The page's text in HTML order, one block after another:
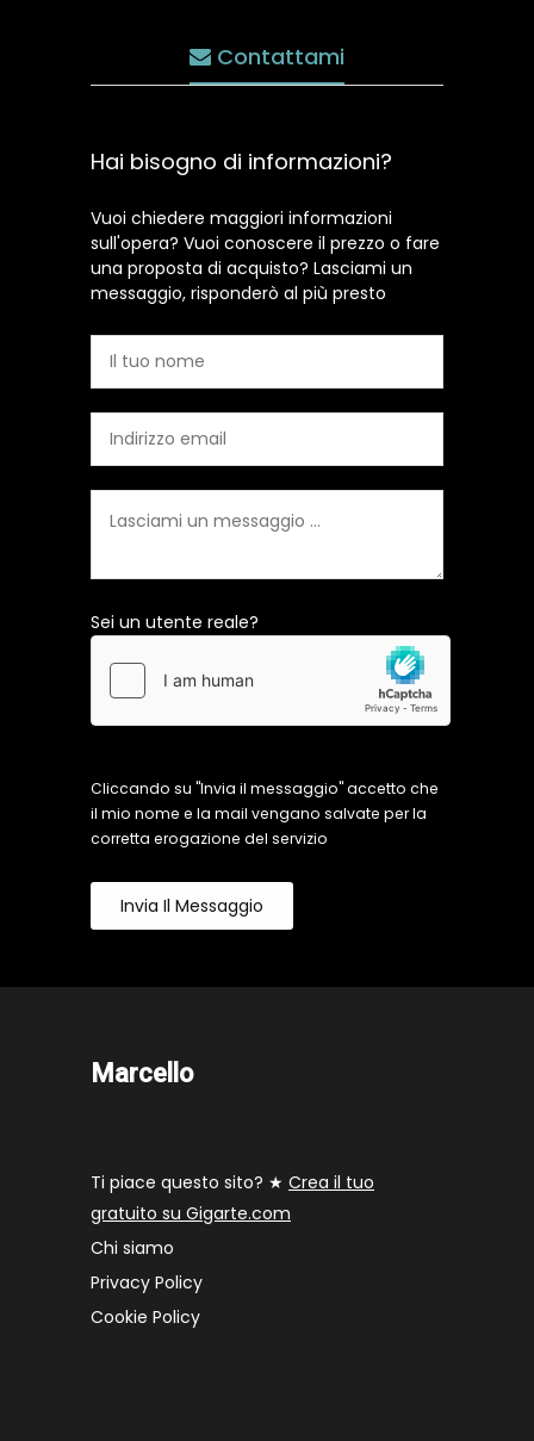
Contattami
Hai bisogno di informazioni?
Vuoi chiedere maggiori informazioni
sull'opera? Vuoi conoscere il prezzo o fare
una proposta di acquisto? Lasciami un
messaggio, risponderò al più presto
Sei un utente reale?
Cliccando su "Invia il messaggio" accetto che
il mio nome e la mail vengano salvate per la
corretta erogazione del servizio
Invia Il Messaggio
Marcello
Ti piace questo sito? ★ Crea il tuo
gratuito su Gigarte.com
Chi siamo
Privacy Policy
Cookie Policy